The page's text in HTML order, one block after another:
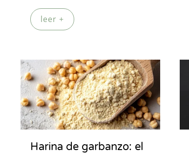
leer +
Harina de garbanzo: el